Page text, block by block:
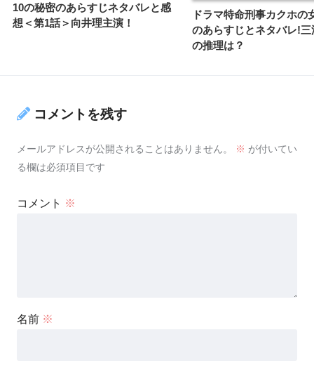
10の秘密のあらすじネタバレと感
想＜第1話＞向井理主演！
ドラマ特命刑事カクホの
のあらすじとネタバレ!三
の推理は？
コメントを残す
メールアドレスが公開されることはありません。 ※ が付いてい
る欄は必須項目です
コメント ※
名前 ※